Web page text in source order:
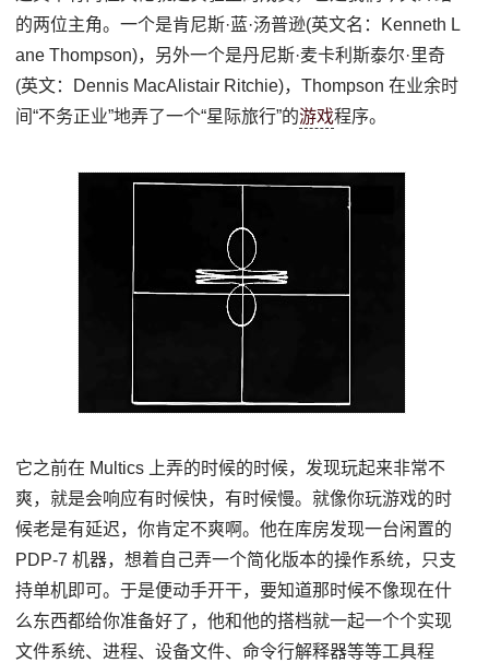
的两位主角。一个是肯尼斯·蓝·汤普逊(英文名：Kenneth L
ane Thompson)，另外一个是丹尼斯·麦卡利斯泰尔·里奇
(英文：Dennis MacAlistair Ritchie)，Thompson 在业余时
间“不务正业”地弄了一个“星际旅行”的游戏程序。
它之前在 Multics 上弄的时候的时候，发现玩起来非常不
爽，就是会响应有时候快，有时候慢。就像你玩游戏的时
候老是有延迟，你肯定不爽啊。他在库房发现一台闲置的
PDP-7 机器，想着自己弄一个简化版本的操作系统，只支
持单机即可。于是便动手开干，要知道那时候不像现在什
么东西都给你准备好了，他和他的搭档就一起一个个实现
文件系统、进程、设备文件、命令行解释器等等工具程